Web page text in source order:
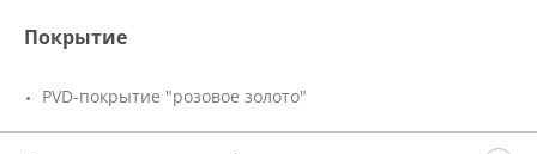
Покрытие
PVD-покрытие "розовое золото"